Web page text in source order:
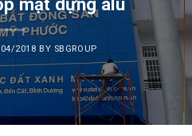
mặt dựng alu
2018 BY SBGROUP